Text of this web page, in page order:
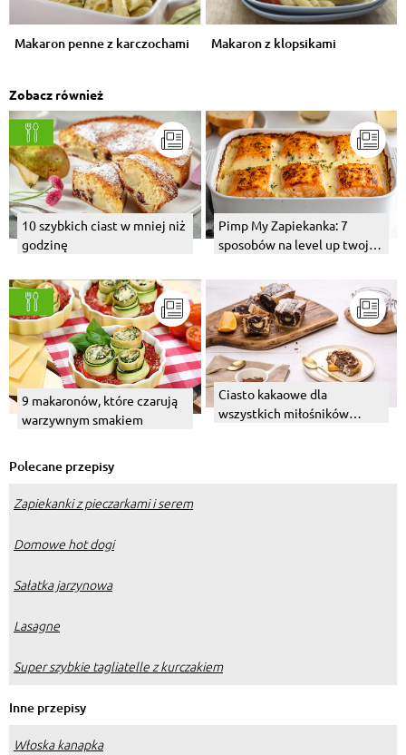
Makaron penne z karczochami Makaron z klopsikami
Zobacz również
10 szybkich ciast w mniej niż
godzinę
Pimp My Zapiekanka: 7
sposobów na level up twojej
Zapiefix
9 makaronów, które czarują
warzywnym smakiem
Ciasto kakaowe dla
wszystkich miłośników
Polecane przepisy
Zapiekanki z pieczarkami i serem
Domowe hot dogi
Sałatka jarzynowa
Lasagne
Super szybkie tagliatelle z kurczakiem
Inne przepisy
Włoska kanapka